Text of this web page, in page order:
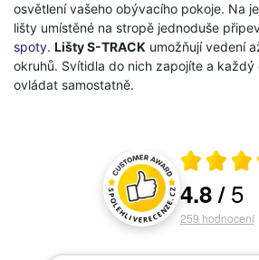
osvětlení vašeho obývacího pokoje. Na
lišty umístěné na stropě jednoduše
spoty. Lišty S-TRACK umožňují vedení
okruhů. Svítidla do nich zapojíte a
ovládat samostatně.
Hodnocení
Průměrné
4.8/5
259 hodnocení